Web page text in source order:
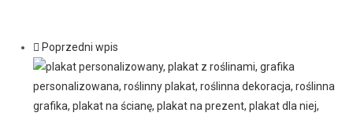
Poprzedni wpis